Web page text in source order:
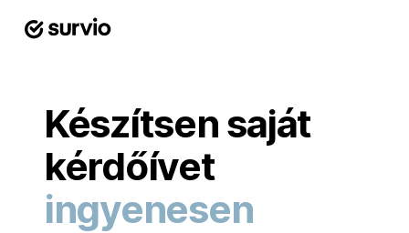
Készítsen saját
kérdőívet
ingyenesen